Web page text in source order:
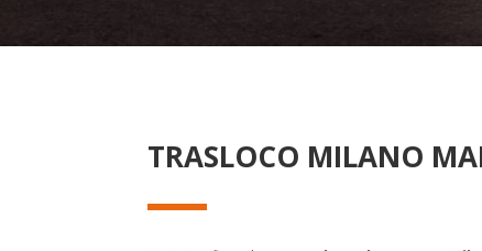
TRASLOCO MILANO